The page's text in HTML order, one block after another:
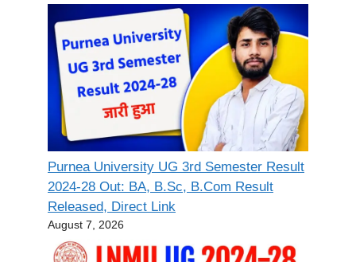
Purnea University UG 3rd Semester Result
2024-28 Out: BA, B.Sc, B.Com Result
Released, Direct Link
August 7, 2026